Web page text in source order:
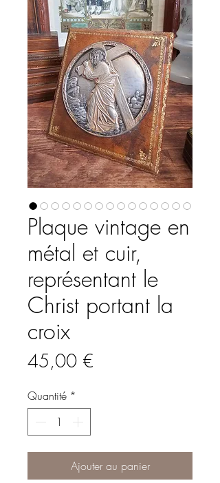
Plaque vintage en
métal et cuir,
représentant le
Christ portant la
croix
45,00 €
Quantité *
Ajouter au panier